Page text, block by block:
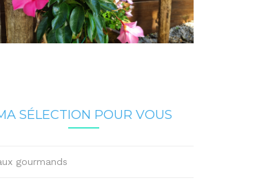
SÉLECTION POUR VOUS
gourmands